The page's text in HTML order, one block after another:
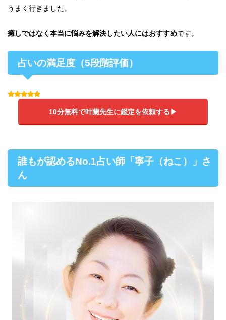
うまく行きました。
癒しではなく本当に悩みを解決したい人にはおすすめです。
占いの満足度（5段階評価）
10分無料で叶蘭先生に鑑定を依頼する▶
誰もが認めるNo.1占い師「寧子（ねこ）」さ
ん